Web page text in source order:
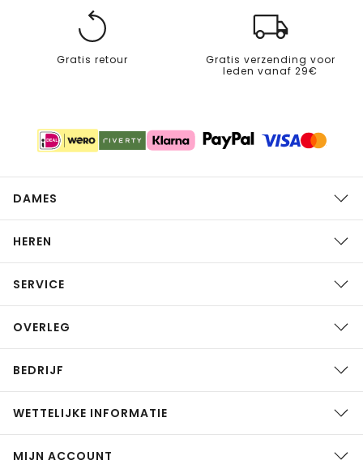
Gratis retour
Gratis verzending voor
leden vanaf 29€
DAMES
HEREN
SERVICE
OVERLEG
BEDRIJF
WETTELIJKE INFORMATIE
MIJN ACCOUNT